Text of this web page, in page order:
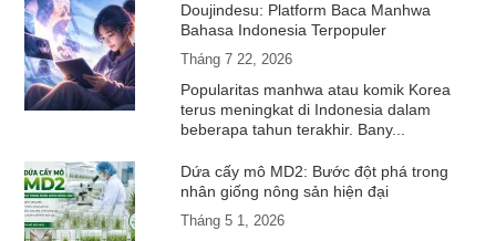
Doujindesu: Platform Baca Manhwa
Bahasa Indonesia Terpopuler
Tháng 7 22, 2026
Popularitas manhwa atau komik Korea
terus meningkat di Indonesia dalam
beberapa tahun terakhir. Bany...
Dứa cấy mô MD2: Bước đột phá trong
nhân giống nông sản hiện đại
Tháng 5 1, 2026